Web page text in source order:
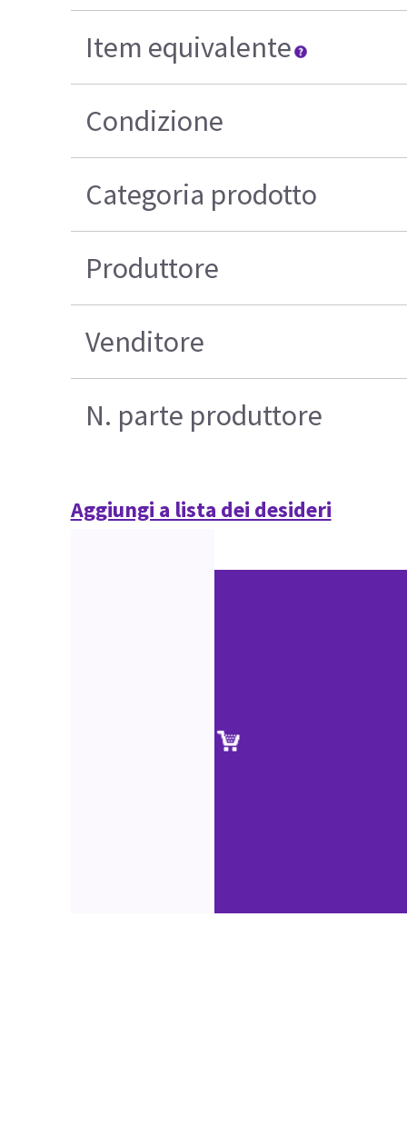
Item equivalente
Condizione
Categoria prodotto
Produttore
Venditore
N. parte produttore
Aggiungi a lista dei desideri